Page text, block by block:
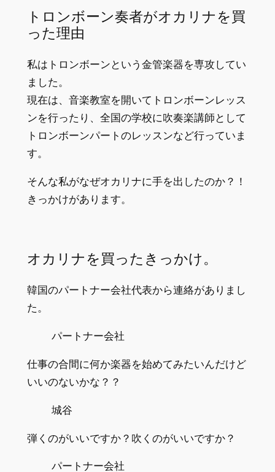
トロンボーン奏者がオカリナを買
った理由
私はトロンボーンという金管楽器を専攻してい
ました。
現在は、音楽教室を開いてトロンボーンレッス
ンを行ったり、全国の学校に吹奏楽講師として
トロンボーンパートのレッスンなど行っていま
す。
そんな私がなぜオカリナに手を出したのか？！
きっかけがあります。
オカリナを買ったきっかけ。
韓国のパートナー会社代表から連絡がありまし
た。
パートナー会社
仕事の合間に何か楽器を始めてみたいんだけど
いいのないかな？？
城谷
弾くのがいいですか？吹くのがいいですか？
パートナー会社